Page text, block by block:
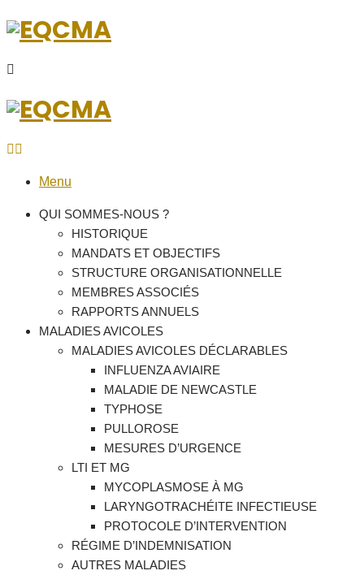
Menu
QUI SOMMES-NOUS ?
HISTORIQUE
MANDATS ET OBJECTIFS
STRUCTURE ORGANISATIONNELLE
MEMBRES ASSOCIÉS
RAPPORTS ANNUELS
MALADIES AVICOLES
MALADIES AVICOLES DÉCLARABLES
INFLUENZA AVIAIRE
MALADIE DE NEWCASTLE
TYPHOSE
PULLOROSE
MESURES D’URGENCE
LTI ET MG
MYCOPLASMOSE À MG
LARYNGOTRACHÉITE INFECTIEUSE
PROTOCOLE D’INTERVENTION
RÉGIME D’INDEMNISATION
AUTRES MALADIES